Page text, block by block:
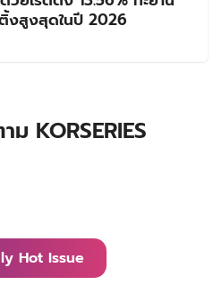
งสูงสุดในปี 2026
KORSERIES
Hot Issue